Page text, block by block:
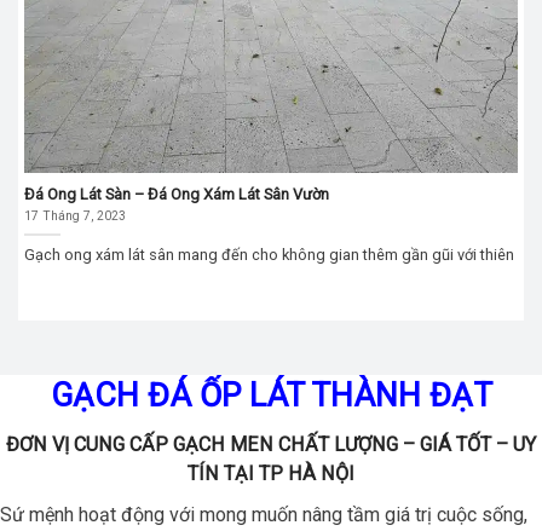
Đá Ong Lát Sàn – Đá Ong Xám Lát Sân Vườn
17 Tháng 7, 2023
Gạch ong xám lát sân mang đến cho không gian thêm gần gũi với thiên
GẠCH ĐÁ ỐP LÁT THÀNH ĐẠT
ĐƠN VỊ CUNG CẤP GẠCH MEN CHẤT LƯỢNG – GIÁ TỐT – UY
TÍN TẠI TP HÀ NỘI
Sứ mệnh hoạt động với mong muốn nâng tầm giá trị cuộc sống,